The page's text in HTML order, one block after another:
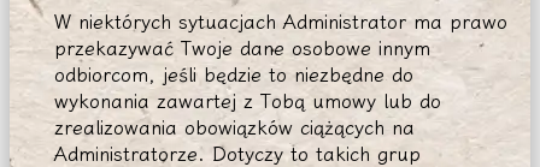
W niektórych sytuacjach Administrator ma prawo
przekazywać Twoje dane osobowe innym
odbiorcom, jeśli będzie to niezbędne do
wykonania zawartej z Tobą umowy lub do
zrealizowania obowiązków ciążących na
Administratorze. Dotyczy to takich grup